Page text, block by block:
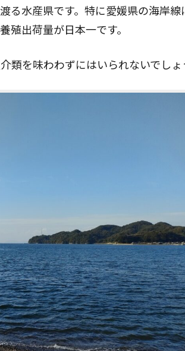
る水産県です。特に愛媛県の海岸線
殖出荷量が日本一です。
類を味わわずにはいられないでしょ